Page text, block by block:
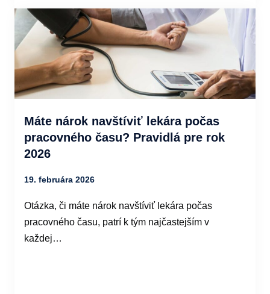
Máte nárok navštíviť lekára počas
pracovného času? Pravidlá pre rok
2026
19. februára 2026
Otázka, či máte nárok navštíviť lekára počas
pracovného času, patrí k tým najčastejším v
každej…